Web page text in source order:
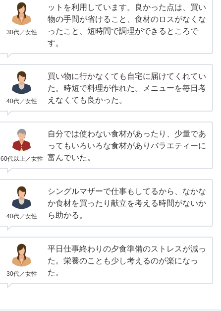
30代／女性
ットを利用しています。良かった点は、買い
物の手間が省けること、食材のロスがなくな
ったこと、短時間で調理ができるところで
す。
40代／女性
買い物に行かなくても自宅に届けてくれてい
た。時短で料理が作れた。メニューを毎日考
えなくても良かった。
60代以上／女性
自分では使わない食材があったり、少量であ
ってもいろいろな食材がありバラエティーに
富んでいた。
40代／女性
シングルマザーで仕事もしてるから、なかな
か食材を買ったり献立を考える時間がないか
ら助かる。
30代／女性
平日仕事終わりの夕食準備のストレスが減っ
た。栄養のことも少し考えるのが楽になっ
た。